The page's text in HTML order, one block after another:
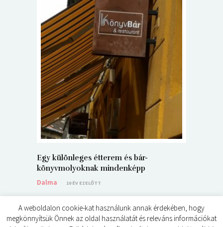
Egy különleges étterem és bár-
könyvmolyoknak mindenképp
Dalma
10 ÉV EZELŐTT
A weboldalon cookie-kat használunk annak érdekében, hogy
megkönnyítsük Önnek az oldal használatát és releváns információkat